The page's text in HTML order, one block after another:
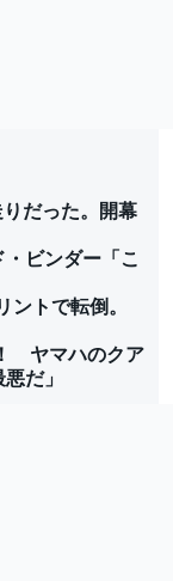
りだった。開幕
ビンダー「こ
ントで転倒。
ヤマハのクア
だ」